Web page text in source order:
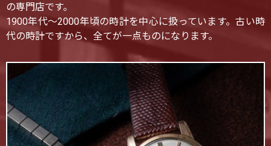
の専門店です。
1900年代〜2000年頃の時計を中心に扱っています。古い時
代の時計ですから、全てが一点ものになります。